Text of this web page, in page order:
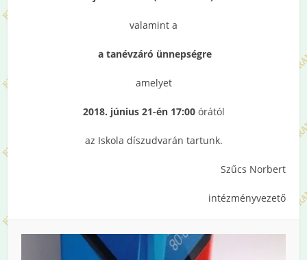
valamint a
a tanévzáró ünnepségre
amelyet
2018. június 21-én 17:00órától
az Iskola díszudvarán tartunk.
Szűcs Norbert
intézményvezető